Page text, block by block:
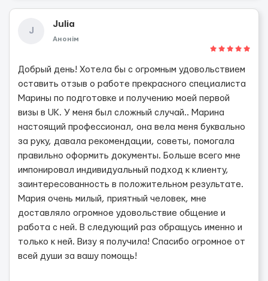
J
Julia
Анонім
Добрый день! Хотела бы с огромным удовольствием
оставить отзыв о работе прекрасного специалиста
Марины по подготовке и получению моей первой
визы в UK. У меня был сложный случай.. Марина
настоящий профессионал, она вела меня буквально
за руку, давала рекомендации, советы, помогала
правильно оформить документы. Больше всего мне
импонировал индивидуальный подход к клиенту,
заинтересованность в положительном результате.
Мария очень милый, приятный человек, мне
доставляло огромное удовольствие общение и
работа с ней. В следующий раз обращусь именно и
только к ней. Визу я получила! Спасибо огромное от
всей души за вашу помощь!